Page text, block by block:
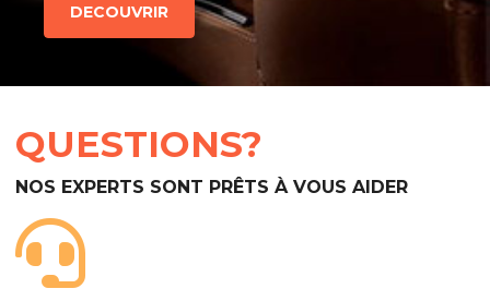
DECOUVRIR
QUESTIONS?
NOS EXPERTS SONT PRÊTS À VOUS AIDER